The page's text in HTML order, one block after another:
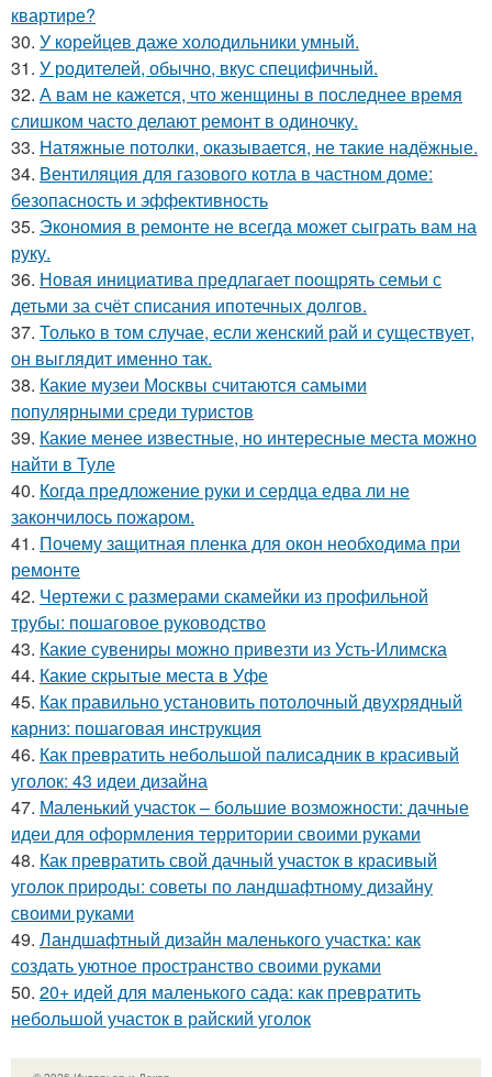
квартире?
30. У корейцев даже холодильники умный.
31. У родителей, обычно, вкус специфичный.
32. А вам не кажется, что женщины в последнее время
слишком часто делают ремонт в одиночку.
33. Натяжные потолки, оказывается, не такие надёжные.
34. Вентиляция для газового котла в частном доме:
безопасность и эффективность
35. Экономия в ремонте не всегда может сыграть вам на
руку.
36. Новая инициатива предлагает поощрять семьи с
детьми за счёт списания ипотечных долгов.
37. Только в том случае, если женский рай и существует,
он выглядит именно так.
38. Какие музеи Москвы считаются самыми
популярными среди туристов
39. Какие менее известные, но интересные места можно
найти в Туле
40. Когда предложение руки и сердца едва ли не
закончилось пожаром.
41. Почему защитная пленка для окон необходима при
ремонте
42. Чертежи с размерами скамейки из профильной
трубы: пошаговое руководство
43. Какие сувениры можно привезти из Усть-Илимска
44. Какие скрытые места в Уфе
45. Как правильно установить потолочный двухрядный
карниз: пошаговая инструкция
46. Как превратить небольшой палисадник в красивый
уголок: 43 идеи дизайна
47. Маленький участок – большие возможности: дачные
идеи для оформления территории своими руками
48. Как превратить свой дачный участок в красивый
уголок природы: советы по ландшафтному дизайну
своими руками
49. Ландшафтный дизайн маленького участка: как
создать уютное пространство своими руками
50. 20+ идей для маленького сада: как превратить
небольшой участок в райский уголок